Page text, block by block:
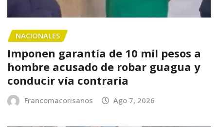
NACIONALES
Imponen garantía de 10 mil pesos a
hombre acusado de robar guagua y
conducir vía contraria
Francomacorisanos Ago 7, 2026